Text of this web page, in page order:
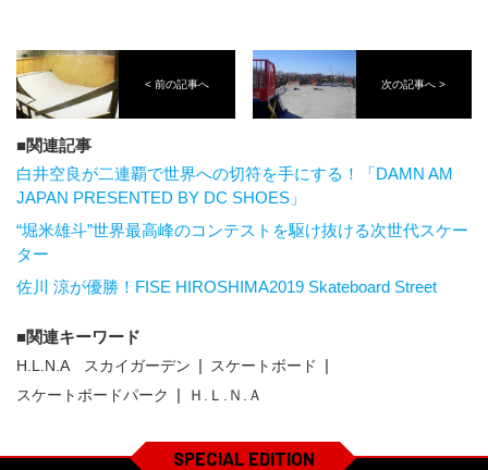
< 前の記事へ 次の記事へ >
関連記事
白井空良が二連覇で世界への切符を手にする！「DAMN AM
JAPAN PRESENTED BY DC SHOES」
“堀米雄斗”世界最高峰のコンテストを駆け抜ける次世代スケー
ター
佐川 涼が優勝！FISE HIROSHIMA2019 Skateboard Street
関連キーワード
H.L.N.A スカイガーデン
スケートボード
スケートボードパーク
Ｈ.Ｌ.Ｎ.Ａ
SPECIAL EDITION